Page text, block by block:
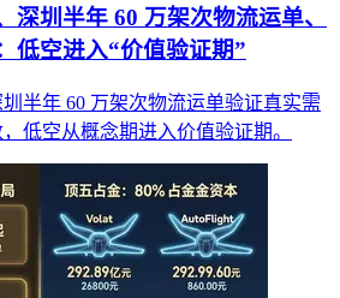
深圳半年 60 万架次物流运单、
低空进入“价值验证期”
半年 60 万架次物流运单验证真实需
低空从概念期进入价值验证期。